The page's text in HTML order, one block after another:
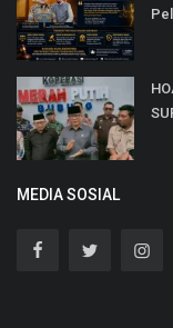
MEDIA SOSIAL